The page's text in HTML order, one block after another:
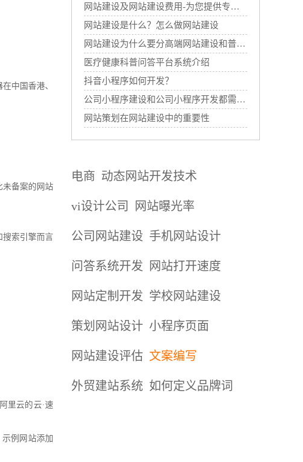
中国香港、
未备案的网站
搜索引擎而言
里云的云·速
例网站添加
网站建设及网站建设费用-为您提供专业的网站建设服务
网站建设是什么？怎么做网站建设
网站建设为什么要分高端网站建设和普通网站建设
医疗健康科普问答平台系统介绍
抖音小程序如何开发？
公司小程序建设和公司小程序开发都需要哪些过程？
网站策划在网站建设中的重要性
电商 动态网站开发技术
vi设计公司 网站曝光率
公司网站建设 手机网站设计
问答系统开发 网站打开速度
网站定制开发 学校网站建设
策划网站设计 小程序页面
网站建设评估 文案编写
外贸建站系统 如何定义品牌词